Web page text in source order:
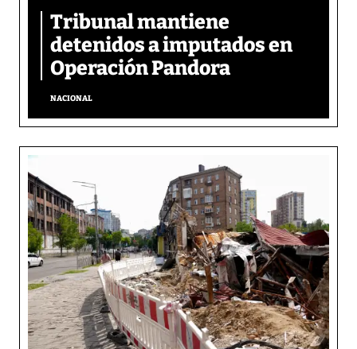
Tribunal mantiene
detenidos a imputados en
Operación Pandora
NACIONAL